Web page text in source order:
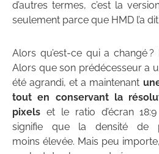
d’autres termes, c’est la
seulement parce que HMD l’a
Alors qu’est-ce qui a changé
Alors que son prédécesseur a
été agrandi, et a maintenant
tout en conservant la
pixels et le ratio d’écran
signifie que la densité de
moins élevée. Mais peu